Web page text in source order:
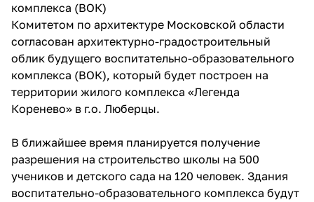
комплекса (ВОК)
Комитетом по архитектуре Московской области
согласован архитектурно-градостроительный
облик будущего воспитательно-образовательного
комплекса (ВОК), который будет построен на
территории жилого комплекса «Легенда
Коренево» в г.о. Люберцы.
В ближайшее время планируется получение
разрешения на строительство школы на 500
учеников и детского сада на 120 человек. Здания
воспитательно-образовательного комплекса будут